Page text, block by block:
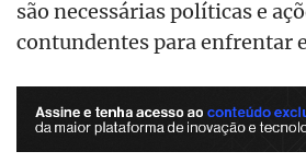
são necessárias políticas e
contundentes para enfrentar